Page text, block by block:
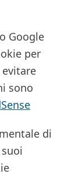
Google
per
sono
di